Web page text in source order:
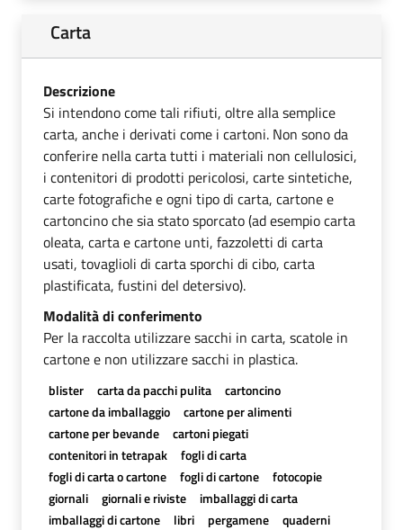
Carta
Descrizione
Si intendono come tali rifiuti, oltre alla semplice
carta, anche i derivati come i cartoni. Non sono da
conferire nella carta tutti i materiali non cellulosici,
i contenitori di prodotti pericolosi, carte sintetiche,
carte fotografiche e ogni tipo di carta, cartone e
cartoncino che sia stato sporcato (ad esempio carta
oleata, carta e cartone unti, fazzoletti di carta
usati, tovaglioli di carta sporchi di cibo, carta
plastificata, fustini del detersivo).
Modalità di conferimento
Per la raccolta utilizzare sacchi in carta, scatole in
cartone e non utilizzare sacchi in plastica.
blister carta da pacchi pulita
cartoncino
cartone da imballaggio
cartone per alimenti
cartone per bevande
cartoni piegati
contenitori in tetrapak
fogli di carta
fogli di carta o cartone
fogli di cartone
fotocopie
giornali
giornali e riviste
imballaggi di carta
imballaggi di cartone
libri pergamene
quaderni